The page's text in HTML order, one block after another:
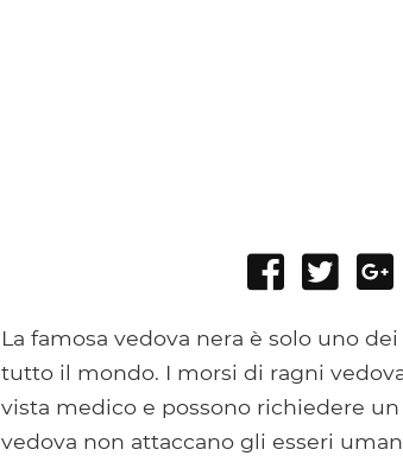
Share
Facebook
Tweet
La famosa vedova nera è solo uno
tutto il mondo. I morsi di ragni
vista medico e possono richiedere
vedova non attaccano gli esseri